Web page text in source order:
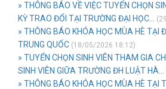
» THÔNG BÁO VỀ VIỆC TUYỂN CHỌN
KỲ TRAO ĐỔI TẠI TRƯỜNG ĐẠI HỌC...
» THÔNG BÁO KHÓA HỌC MÙA HÈ TẠI
TRUNG QUỐC (18/05/2026 18:12)
» TUYỂN CHỌN SINH VIÊN THAM GIA
SINH VIÊN GIỮA TRƯỜNG ĐH LUẬT HÀ...
» THÔNG BÁO KHÓA HỌC MÙA HÈ TẠI